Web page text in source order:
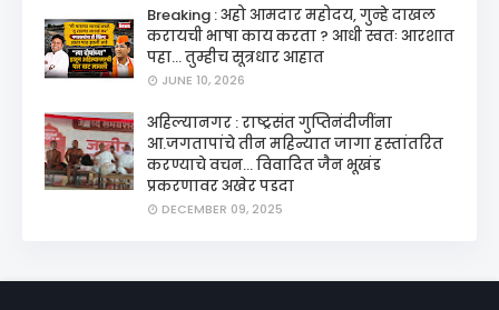
Breaking : अहो आमदार महोदय, गुन्हे दाखल
करायची भाषा काय करता ? आधी स्वतः आरशात
पहा... तुम्हीच सूत्रधार आहात
JUNE 10, 2026
अहिल्यानगर : राष्ट्रसंत गुप्तिनंदीजींना
आ.जगतापांचे तीन महिन्यात जागा हस्तांतरित
करण्याचे वचन... विवादित जैन भूखंड
प्रकरणावर अखेर पडदा
DECEMBER 09, 2025